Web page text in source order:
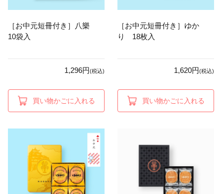
［お中元短冊付き］八樂
10袋入
1,296円(税込)
買い物かごに入れる
［お中元短冊付き］ゆか
り 18枚入
1,620円(税込)
買い物かごに入れる